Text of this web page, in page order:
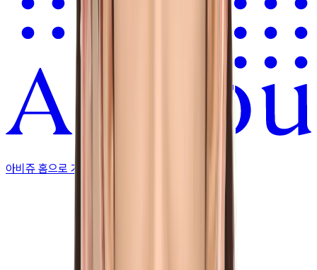
아비쥬 홈으로 가기